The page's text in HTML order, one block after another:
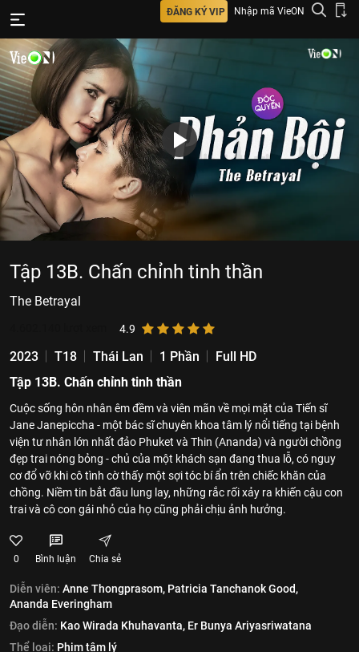
ĐĂNG KÝ VIP Nhập mã VieON
Tập 13B. Chấn chỉnh tinh thần
The Betrayal
4.9
2023 T18 Thái Lan 1 Phần
Full HD
Tập 13B. Chấn chỉnh tinh thần
Cuộc sống hôn nhân êm đềm và viên mãn về mọi mặt của Tiến sĩ
Jane Janepiccha - một bác sĩ chuyên khoa tâm lý nổi tiếng tại bệnh
viện tư nhân lớn nhất đảo Phuket và Thin (Ananda) và người chồng
đẹp trai nóng bỏng - chủ của một khách sạn đang thua lỗ, có nguy
cơ đổ vỡ khi cô tình cờ thấy một sợi tóc bí ẩn trên chiếc khăn của
chồng. Niềm tin bắt đầu lung lay, những rắc rối xảy ra khiến cậu con
trai và cô con gái nhỏ của họ cũng phải chịu ảnh hưởng.
0 Bình luận Chia sẻ
Diễn viên: Anne Thongprasom, Patricia Tanchanok Good,
Ananda Everingham
Đạo diễn: Kao Wirada Khuhavanta, Er Bunya Ariyasriwatana
Thể loại: Phim tâm lý